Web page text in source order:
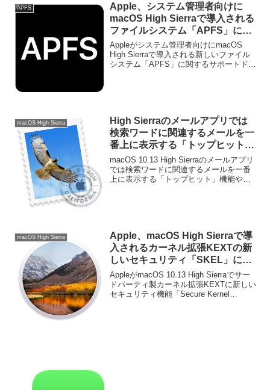
APFS
Apple、システム管理者向けに
macOS High Sierraで導入される
ファイルシステム「APFS」に関
するサポートドキュメントを公
開。
Appleがシステム管理者向けにmacOS
High Sierraで導入される新しいファイル
システム「APFS」に関するサポートドキ
macOS High Sierra
High Sierraのメールアプリでは
検索ワードに関連するメールを一
番上に表示する「トップヒット」
機能や、フルスクリーンSplit
Viewが可能に。
macOS 10.13 High Sierraのメールアプリ
では検索ワードに関連するメールを一番
上に表示する「トップヒット」機能や、
macOS High Sierra
Apple、macOS High Sierraで導
入されるカーネル拡張KEXTの新
しいセキュリティ「SKEL」につ
いてシステム管理者向けにサポー
トドキュメントを公開。
AppleがmacOS 10.13 High Sierraでサー
ドパーティ製カーネル拡張KEXTに新しい
セキュリティ機能「Secure Kernel